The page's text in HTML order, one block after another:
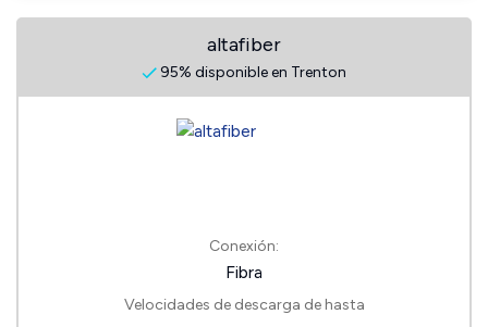
altafiber
95% disponible en Trenton
Conexión:
Fibra
Velocidades de descarga de hasta